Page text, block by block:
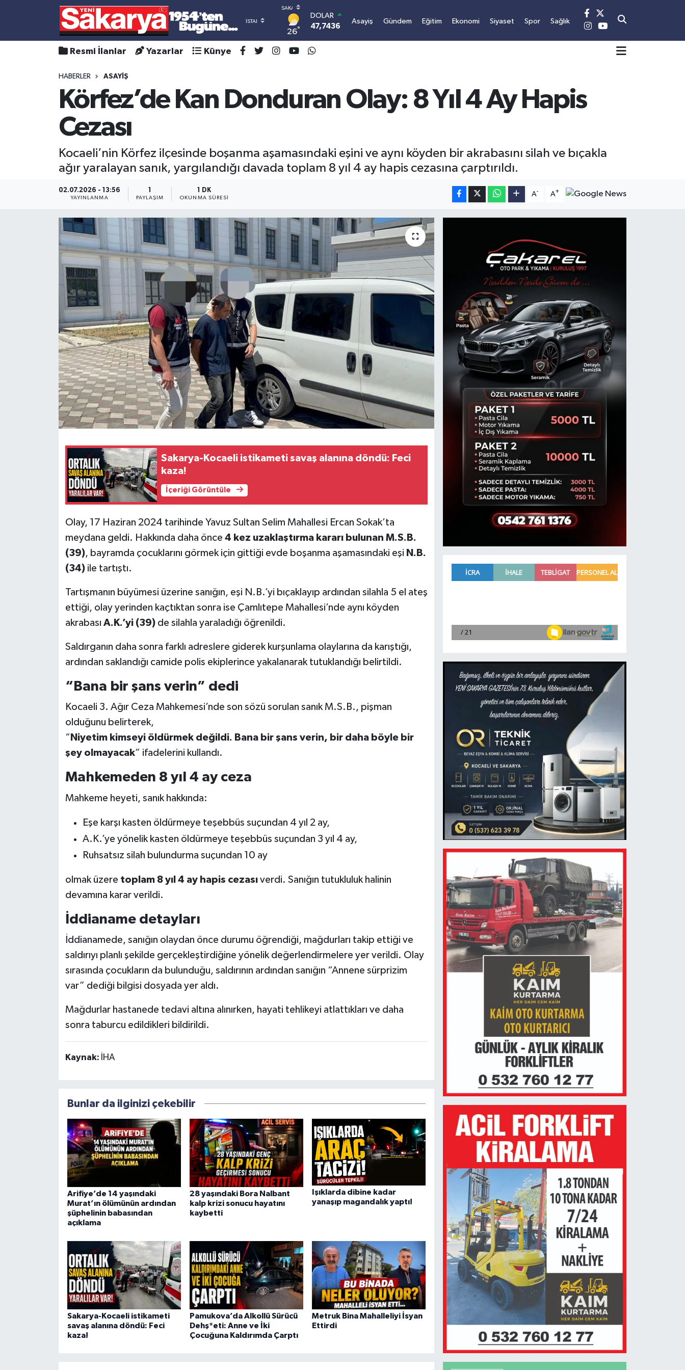
26°
DOLAR
47,7436
55,2510
0.03
BİST100
Asayiş Gündem Eğitim Ekonomi Siyaset Spor Sağlık
Resmi İlanlar Yazarlar Künye
HABERLER ASAYİŞ
Körfez’de Kan Donduran Olay: 8 Yıl 4 Ay Hapis
Cezası
Kocaeli’nin Körfez ilçesinde boşanma aşamasındaki eşini ve aynı köyden bir akrabasını silah ve bıçakla
ağır yaralayan sanık, yargılandığı davada toplam 8 yıl 4 ay hapis cezasına çarptırıldı.
02.07.2026 - 13:56
YAYINLANMA PAYLAŞIM
1 DK
OKUNMA SÜRESI
A- A+
Sakarya-Kocaeli istikameti savaş alanına döndü: Feci
kaza!
İçeriği Görüntüle
Olay, 17 Haziran 2024 tarihinde Yavuz Sultan Selim Mahallesi Ercan Sokak’ta
meydana geldi. Hakkında daha önce 4 kez uzaklaştırma kararı bulunan M.S.B.
(39), bayramda çocuklarını görmek için gittiği evde boşanma aşamasındaki eşi N.B.
(34)ile tartıştı.
Tartışmanın büyümesi üzerine sanığın, eşi N.B.’yi bıçaklayıp ardından silahla 5 el ateş
ettiği, olay yerinden kaçtıktan sonra ise Çamlıtepe Mahallesi’nde aynı köyden
akrabası A.K.’yi (39)de silahla yaraladığı öğrenildi.
Saldırganın daha sonra farklı adreslere giderek kurşunlama olaylarına da karıştığı,
ardından saklandığı camide polis ekiplerince yakalanarak tutuklandığı belirtildi.
“Bana bir şans verin” dedi
Kocaeli 3. Ağır Ceza Mahkemesi’nde son sözü sorulan sanık M.S.B., pişman
olduğunu belirterek,
“ Niyetim kimseyi öldürmek değildi. Bana bir şans verin, bir daha böyle bir
şey olmayacak” ifadelerini kullandı.
Mahkemeden 8 yıl 4 ay ceza
Mahkeme heyeti, sanık hakkında:
Eşe karşı kasten öldürmeye teşebbüs suçundan 4 yıl 2 ay,
A.K.’ye yönelik kasten öldürmeye teşebbüs suçundan 3 yıl 4 ay,
Ruhsatsız silah bulundurma suçundan 10 ay
olmak üzere toplam 8 yıl 4 ay hapis cezasıverdi. Sanığın tutukluluk halinin
devamına karar verildi.
İddianame detayları
İddianamede, sanığın olaydan önce durumu öğrendiği, mağdurları takip ettiği ve
saldırıyı planlı şekilde gerçekleştirdiğine yönelik değerlendirmelere yer verildi. Olay
sırasında çocukların da bulunduğu, saldırının ardından sanığın “Annene sürprizim
var” dediği bilgisi dosyada yer aldı.
Mağdurlar hastanede tedavi altına alınırken, hayati tehlikeyi atlattıkları ve daha
sonra taburcu edildikleri bildirildi.
Kaynak: İHA
Bunlar da ilginizi çekebilir
Arifiye’de 14 yaşındaki
Murat’ın ölümünün ardından
şüphelinin babasından
açıklama
28 yaşındaki Bora Nalbant
kalp krizi sonucu hayatını
kaybetti
Işıklarda dibine kadar
yanaşıp magandalık yaptı!
Sakarya-Kocaeli istikameti
savaş alanına döndü: Feci
kaza!
Pamukova’da Alkollü Sürücü
Dehş*eti: Anne ve İki
Çocuğuna Kaldırımda Çarptı
Metruk Bina Mahalleliyi İsyan
Ettirdi